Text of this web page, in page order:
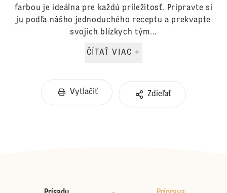
farbou je ideálna pre každú príležitosť. Pripravte si
ju podľa nášho jednoduchého receptu a prekvapte
svojich blízkych tým...
ČÍTAŤ VIAC +
Vytlačiť Zdieľať